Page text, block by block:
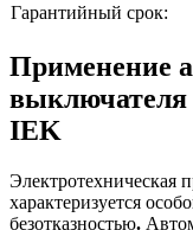
Гарантийный срок:
Применение
выключателя
IEK
Электротехническая
характеризуется
безотказностью.